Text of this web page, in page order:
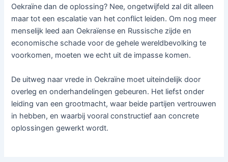
Oekraïne dan de oplossing? Nee, ongetwijfeld zal dit alleen
maar tot een escalatie van het conflict leiden. Om nog meer
menselijk leed aan Oekraïense en Russische zijde en
economische schade voor de gehele wereldbevolking te
voorkomen, moeten we echt uit de impasse komen.
De uitweg naar vrede in Oekraïne moet uiteindelijk door
overleg en onderhandelingen gebeuren. Het liefst onder
leiding van een grootmacht, waar beide partijen vertrouwen
in hebben, en waarbij vooral constructief aan concrete
oplossingen gewerkt wordt.